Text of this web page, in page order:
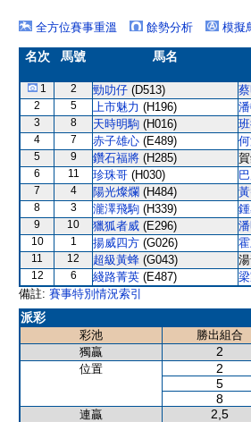
全方位賽事重溫
餘勢分析 模擬
名次 馬號 馬名
1 2 勁叻仔 (D513)
2
5 上市魅力 (H196)
3
8 天時明駒 (H016)
4
7 赤子雄心 (E489)
5
9 鑽石福將 (H285)
6
11 珍珠哥 (H030)
7
4 陽光燦爛 (H484)
8
3 瀧澤飛駒 (H339)
9
10 獵狐者威 (E296)
10
1 揚威四方 (G026)
11
12 超級黃蜂 (G043)
12
6 綫路菁英 (E487)
備註: 賽事特別情況索引
派彩
彩池 勝出組合
獨贏
2
位置 2
5
8
連贏 2,5